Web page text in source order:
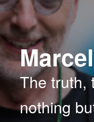
The truth,
nothing